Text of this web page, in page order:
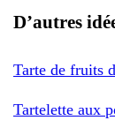
D’autres
Tarte de fruits
Tartelette aux